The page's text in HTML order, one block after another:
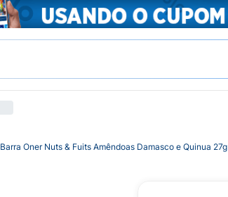
Barra Oner Nuts & Fuits Amêndoas Damasco e Quinua 27g